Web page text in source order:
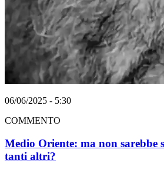
06/06/2025 - 5:30
COMMENTO
Medio Oriente: ma non sarebbe
tanti altri?